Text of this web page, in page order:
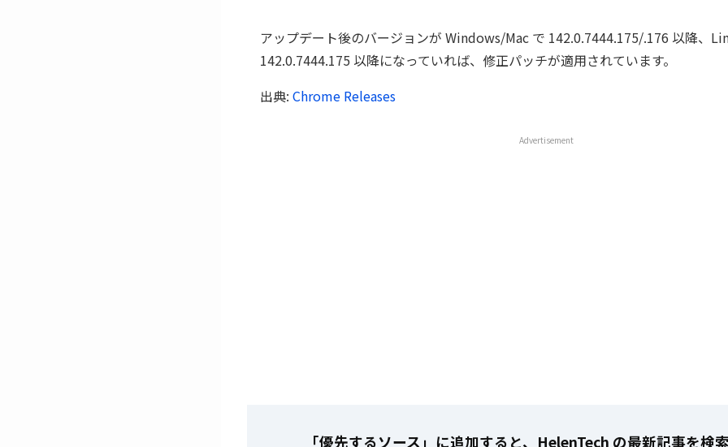
アップデート後のバージョンが Windows/Mac で 142.0.7444.175/.176 以降、
142.0.7444.175 以降になっていれば、修正パッチが適用されています。
出典: Chrome Releases
Advertisement
「優先するソース」に追加すると、HelenTech の最新記事を検